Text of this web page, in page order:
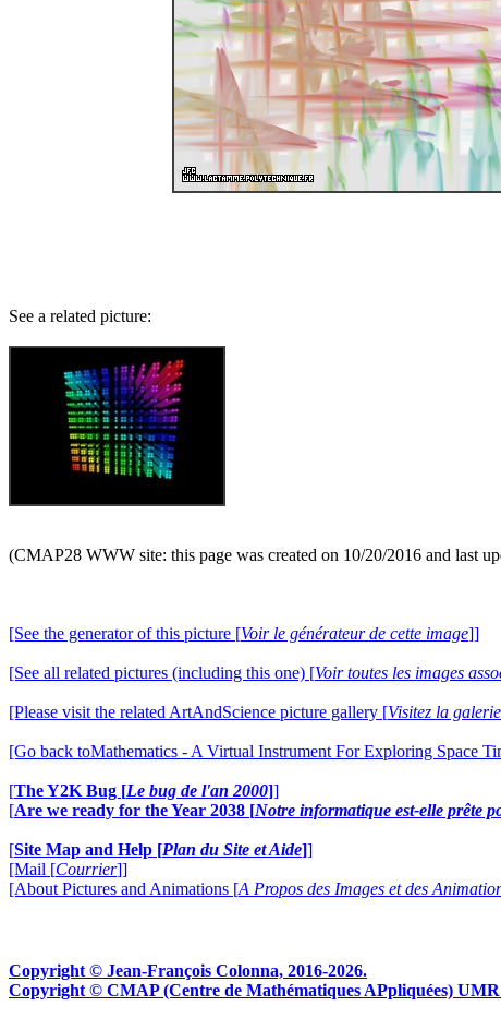
See a related picture:
(CMAP28 WWW site: this page was created on 10/20/2016 and last
[See the generator of this picture [Voir le générateur de cette image]]
[See all related pictures (including this one) [Voir toutes les images
[Please visit the related ArtAndScience picture gallery [Visitez la
[Go back toMathematics - A Virtual Instrument For Exploring Space
[The Y2K Bug [Le bug de l'an 2000]]
[Are we ready for the Year 2038 [Notre informatique est-elle prête
[Site Map and Help [Plan du Site et Aide]]
[Mail [Courrier]]
[About Pictures and Animations [A Propos des Images et des
Copyright © Jean-François Colonna, 2016-2026.
Copyright © CMAP (Centre de Mathématiques APpliquées)